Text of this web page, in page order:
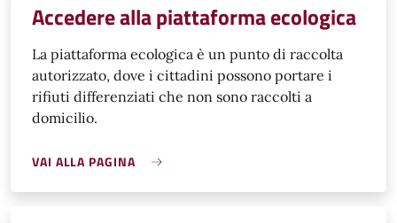
Accedere alla piattaforma ecologica
La piattaforma ecologica è un punto di raccolta
autorizzato, dove i cittadini possono portare i
rifiuti differenziati che non sono raccolti a
domicilio.
VAI ALLA PAGINA